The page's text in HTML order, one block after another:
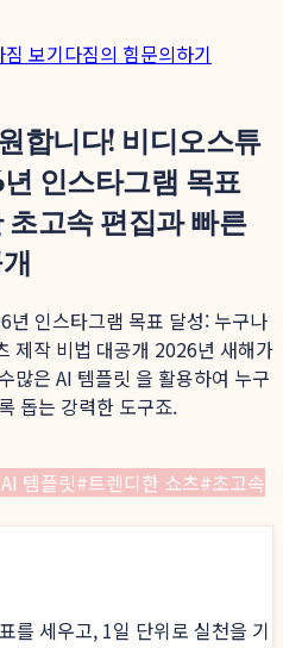
짐 보기다짐의 힘문의하기
합니다! 비디오스튜
인스타그램 목표
고속 편집과 빠른
년 인스타그램 목표 달성: 누구나
제작 비법 대공개 2026년 새해가
많은 AI 템플릿 을 활용하여 누구
돕는 강력한 도구죠.
AI 템플릿#트렌디한 쇼츠#초고속
를 세우고, 1일 단위로 실천을 기